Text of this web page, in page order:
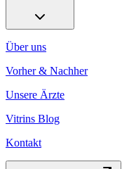
Über uns
Vorher & Nachher
Unsere Ärzte
Vitrins Blog
Kontakt